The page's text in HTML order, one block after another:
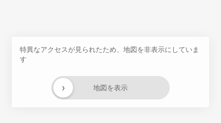
特異なアクセスが見られたため、地図を非表示にしていま
す
地図を表示
›